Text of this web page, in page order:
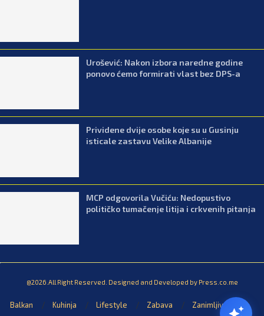
Urošević: Nakon izbora naredne godine
ponovo ćemo formirati vlast bez DPS-a
Prividene dvije osobe koje su u Gusinju
isticale zastavu Velike Albanije
MCP odgovorila Vučiću: Nedopustivo
političko tumačenje litija i crkvenih pitanja
@2026.All Right Reserved. Designed and Developed by Press.co.me
Balkan Kuhinja Lifestyle Zabava
Zanimljivosti